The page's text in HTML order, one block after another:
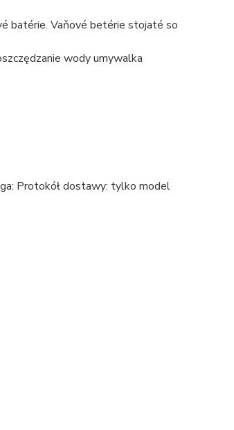
batérie. Vaňové betérie stojaté so
wody umywalka
Protokół dostawy: tylko model